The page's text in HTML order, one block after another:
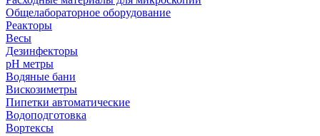
Общелабораторное оборудование
Реакторы
Весы
Дезинфекторы
рН метры
Водяные бани
Вискозиметры
Пипетки автоматические
Водоподготовка
Вортексы